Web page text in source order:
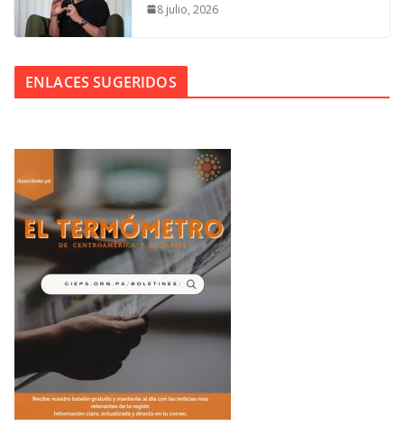
8 julio, 2026
ENLACES SUGERIDOS